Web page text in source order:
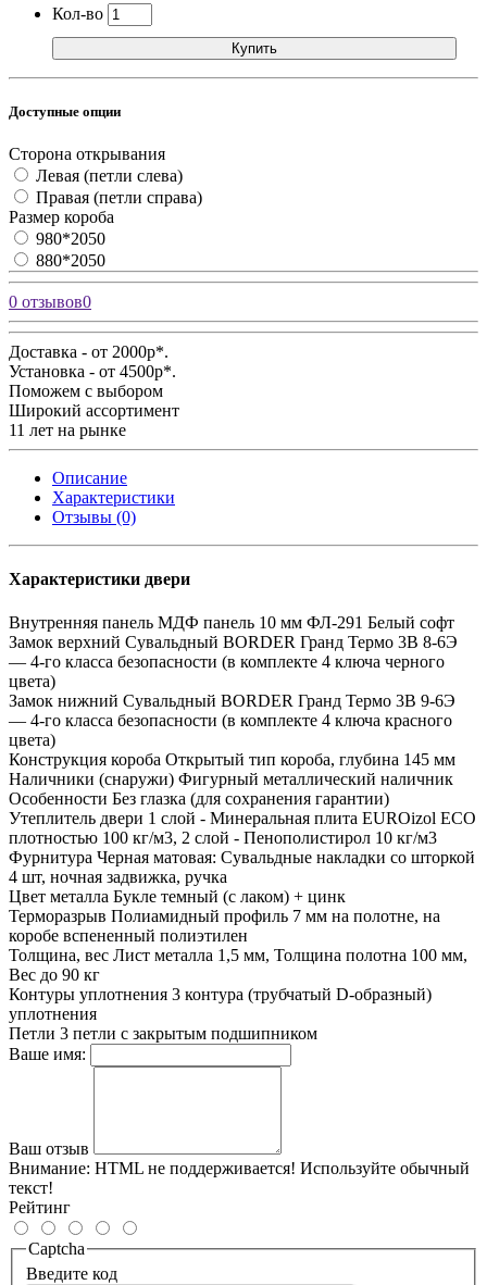
Кол-во
Купить
Доступные опции
Сторона открывания
Левая (петли слева)
Правая (петли справа)
Размер короба
980*2050
880*2050
0 отзывов0
Доставка - от 2000р*.
Установка - от 4500р*.
Поможем с выбором
Широкий ассортимент
11 лет на рынке
Описание
Характеристики
Отзывы (0)
Характеристики двери
Внутренняя панель МДФ панель 10 мм ФЛ-291 Белый софт
Замок верхний Сувальдный BORDER Гранд Термо 3В 8-6Э
— 4-го класса безопасности (в комплекте 4 ключа черного
цвета)
Замок нижний Сувальдный BORDER Гранд Термо 3В 9-6Э
— 4-го класса безопасности (в комплекте 4 ключа красного
цвета)
Конструкция короба Открытый тип короба, глубина 145 мм
Наличники (снаружи) Фигурный металлический наличник
Особенности Без глазка (для сохранения гарантии)
Утеплитель двери 1 слой - Минеральная плита EUROizol ECO
плотностью 100 кг/м3, 2 слой - Пенополистирол 10 кг/м3
Фурнитура Черная матовая: Сувальдные накладки со шторкой
4 шт, ночная задвижка, ручка
Цвет металла Букле темный (с лаком) + цинк
Терморазрыв Полиамидный профиль 7 мм на полотне, на
коробе вспененный полиэтилен
Толщина, вес Лист металла 1,5 мм, Толщина полотна 100 мм,
Вес до 90 кг
Контуры уплотнения 3 контура (трубчатый D-образный)
уплотнения
Петли 3 петли с закрытым подшипником
Ваше имя:
Ваш отзыв
Внимание: HTML не поддерживается! Используйте обычный
текст!
Рейтинг
Captcha
Введите код